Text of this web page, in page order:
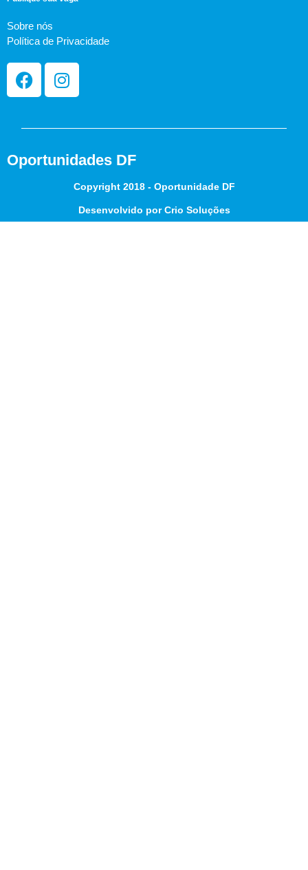
Sobre nós
Política de Privacidade
Oportunidades DF
Copyright 2018 - Oportunidade DF
Desenvolvido por Crio Soluções